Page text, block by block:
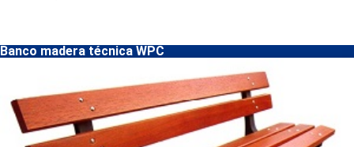
Banco madera técnica WPC